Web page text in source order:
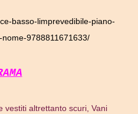
9788811671633/
vestiti altrettanto scuri, Vani